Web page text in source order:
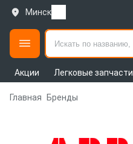
Минск
Акции Легковые запчасти
Главная Бренды